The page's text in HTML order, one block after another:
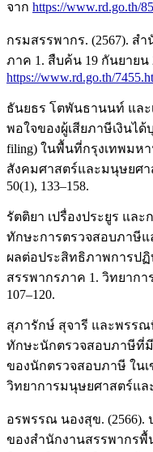
จาก https://www.rd.go.th/
กรมสรรพากร. (2567). ส
ภาค 1. สืบค้น 19 กันยายน
https://www.rd.go.th/
ธันยธร โตพันธานนท์ และ
พอใจของผู้เสียภาษีเงินไ
filing) ในพื้นที่กรุงเทพมห
สังคมศาสตร์และมนุษยศา
50(1), 133–158.
รัตติยา เปรื่องประยูร แล
ทักษะการตรวจสอบภาษี
ผลต่อประสิทธิภาพการป
สรรพากรภาค 1. วิทยาก
107–120.
สุภารักษ์ สุจารี และพรรณ
ทักษะนักตรวจสอบภาษีที่
ของนักตรวจสอบภาษี ใน
วิทยาการมนุษยศาสตร์และ
อรพรรณ นองสุข. (2566).
ของสำนักงานสรรพากรพื้